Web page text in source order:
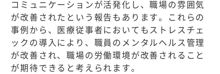
コミュニケーションが活発化し、職場の雰囲気
が改善されたという報告もあります。これらの
事例から、医療従事者においてもストレスチェ
ックの導入により、職員のメンタルヘルス管理
が改善され、職場の労働環境が改善されること
が期待できると考えられます。